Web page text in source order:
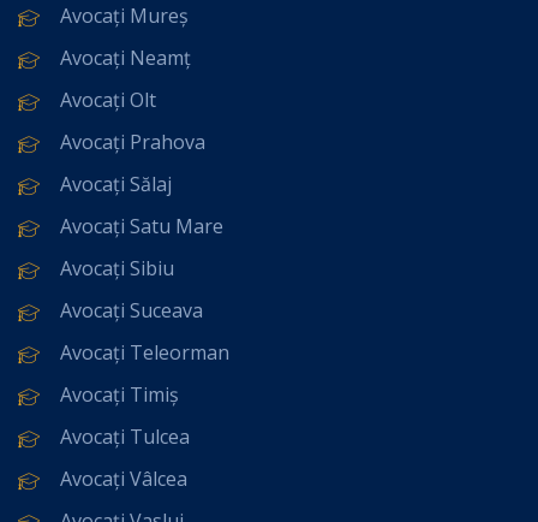
Avocați Mureș
Avocați Neamț
Avocați Olt
Avocați Prahova
Avocați Sălaj
Avocați Satu Mare
Avocați Sibiu
Avocați Suceava
Avocați Teleorman
Avocați Timiș
Avocați Tulcea
Avocați Vâlcea